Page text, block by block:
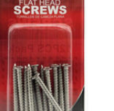
40075
SS
Flat
Head
Screws
5